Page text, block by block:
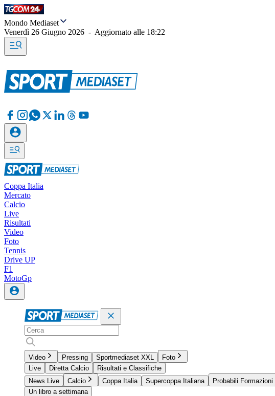
Mondo Mediaset
Venerdì 26 Giugno 2026 - Aggiornato alle 18:22
Coppa Italia
Mercato
Calcio
Live
Risultati
Video
Foto
Tennis
Drive UP
F1
MotoGp
Video Pressing Sportmediaset XXL
Foto
Live
Diretta Calcio
Risultati e Classifiche
News Live
Calcio Coppa Italia Supercoppa Italiana Probabili Formazioni
Un libro a settimana